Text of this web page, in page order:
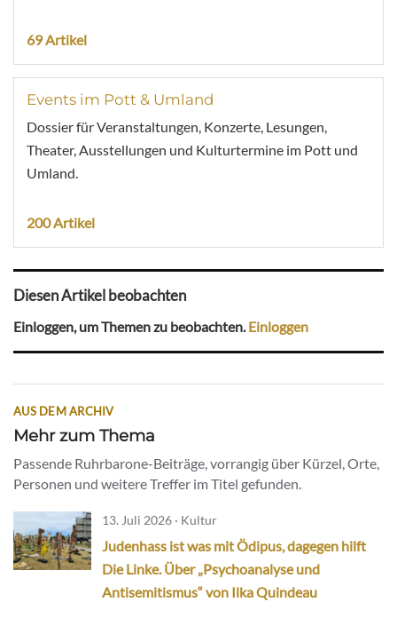
69 Artikel
Events im Pott & Umland
Dossier für Veranstaltungen, Konzerte, Lesungen,
Theater, Ausstellungen und Kulturtermine im Pott und
Umland.
200 Artikel
Diesen Artikel beobachten
Einloggen, um Themen zu beobachten.Einloggen
AUS DEM ARCHIV
Mehr zum Thema
Passende Ruhrbarone-Beiträge, vorrangig über Kürzel, Orte,
Personen und weitere Treffer im Titel gefunden.
13. Juli 2026 · Kultur
Judenhass ist was mit Ödipus, dagegen hilft
Die Linke. Über „Psychoanalyse und
Antisemitismus“ von Ilka Quindeau